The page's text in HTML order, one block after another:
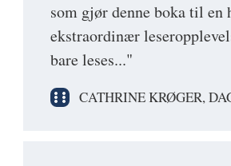
som gjør denne boka til en
ekstraordinær
bare leses..."
CATHRINE KRØGER,